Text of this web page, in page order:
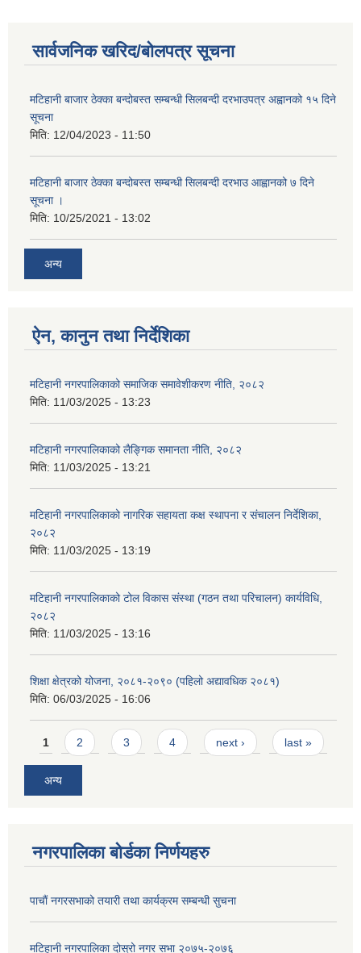
सार्वजनिक खरिद/बोलपत्र सूचना
मटिहानी बाजार ठेक्का बन्दोबस्त सम्बन्धी सिलबन्दी दरभाउपत्र अह्वानको १५ दिने
सूचना
मिति: 12/04/2023 - 11:50
मटिहानी बाजार ठेक्का बन्दोबस्त सम्बन्धी सिलबन्दी दरभाउ आह्वानको ७ दिने
सूचना ।
मिति: 10/25/2021 - 13:02
अन्य
ऐन, कानुन तथा निर्देशिका
मटिहानी नगरपालिकाको समाजिक समावेशीकरण नीति, २०८२
मिति: 11/03/2025 - 13:23
मटिहानी नगरपालिकाको लैङ्गिक समानता नीति, २०८२
मिति: 11/03/2025 - 13:21
मटिहानी नगरपालिकाको नागरिक सहायता कक्ष स्थापना र संचालन निर्देशिका,
२०८२
मिति: 11/03/2025 - 13:19
मटिहानी नगरपालिकाको टोल विकास संस्था (गठन तथा परिचालन) कार्यविधि,
२०८२
मिति: 11/03/2025 - 13:16
शिक्षा क्षेत्रको योजना, २०८१-२०९० ‌‍(पहिलो अद्यावधिक २०८१)
मिति: 06/03/2025 - 16:06
Pages
1 2 3 4 next › last »
अन्य
नगरपालिका बोर्डका निर्णयहरु
पाचाैं नगरसभाको तयारी तथा कार्यक्रम सम्बन्धी सुचना
मटिहानी नगरपालिका दोस्रो नगर सभा २०७५-२०७६